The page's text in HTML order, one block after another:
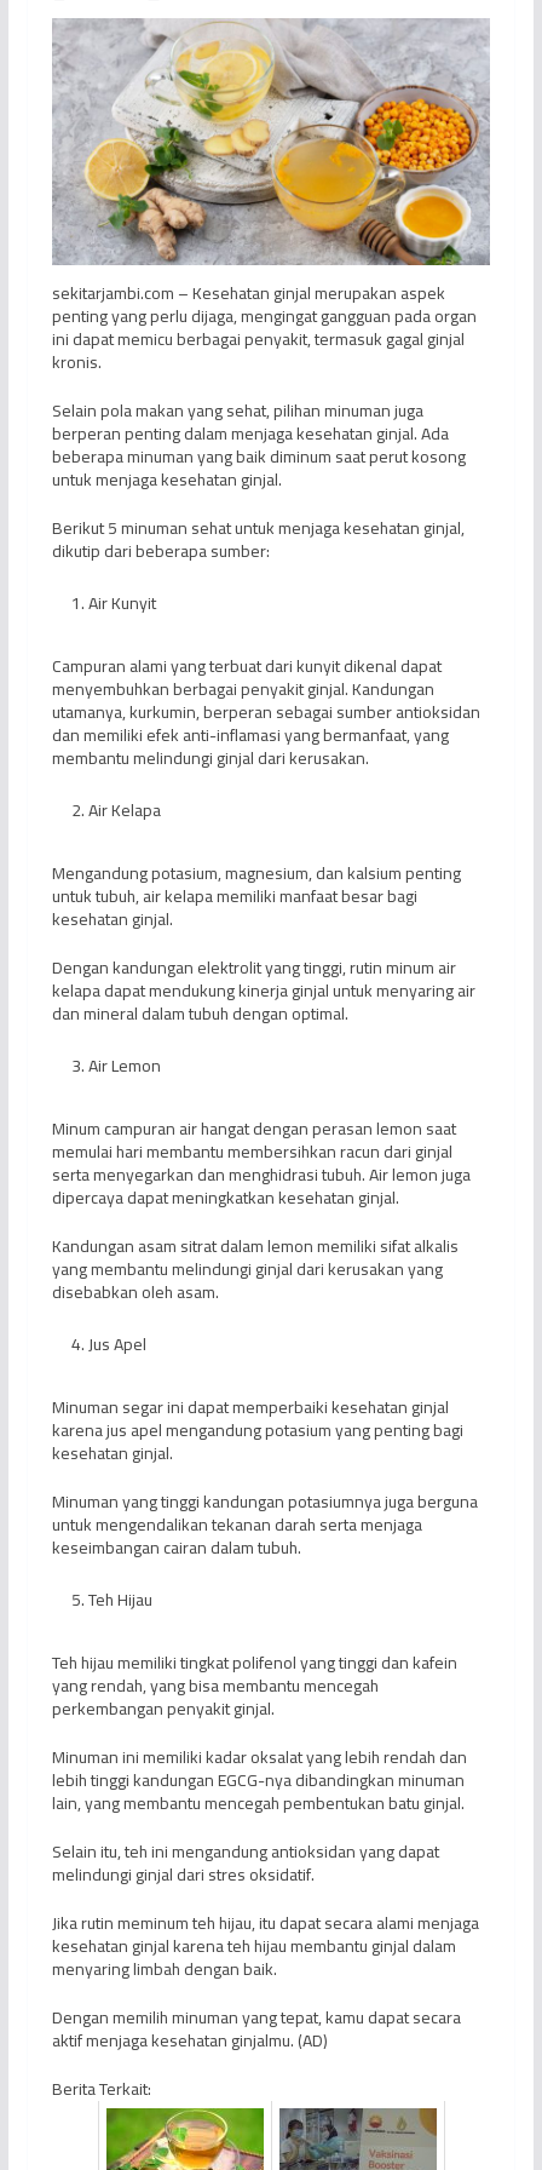
sekitarjambi.com – Kesehatan ginjal merupakan aspek
penting yang perlu dijaga, mengingat gangguan pada organ
ini dapat memicu berbagai penyakit, termasuk gagal ginjal
kronis.
Selain pola makan yang sehat, pilihan minuman juga
berperan penting dalam menjaga kesehatan ginjal. Ada
beberapa minuman yang baik diminum saat perut kosong
untuk menjaga kesehatan ginjal.
Berikut 5 minuman sehat untuk menjaga kesehatan ginjal,
dikutip dari beberapa sumber:
Air Kunyit
Campuran alami yang terbuat dari kunyit dikenal dapat
menyembuhkan berbagai penyakit ginjal. Kandungan
utamanya, kurkumin, berperan sebagai sumber antioksidan
dan memiliki efek anti-inflamasi yang bermanfaat, yang
membantu melindungi ginjal dari kerusakan.
Air Kelapa
Mengandung potasium, magnesium, dan kalsium penting
untuk tubuh, air kelapa memiliki manfaat besar bagi
kesehatan ginjal.
Dengan kandungan elektrolit yang tinggi, rutin minum air
kelapa dapat mendukung kinerja ginjal untuk menyaring air
dan mineral dalam tubuh dengan optimal.
Air Lemon
Minum campuran air hangat dengan perasan lemon saat
memulai hari membantu membersihkan racun dari ginjal
serta menyegarkan dan menghidrasi tubuh. Air lemon juga
dipercaya dapat meningkatkan kesehatan ginjal.
Kandungan asam sitrat dalam lemon memiliki sifat alkalis
yang membantu melindungi ginjal dari kerusakan yang
disebabkan oleh asam.
Jus Apel
Minuman segar ini dapat memperbaiki kesehatan ginjal
karena jus apel mengandung potasium yang penting bagi
kesehatan ginjal.
Minuman yang tinggi kandungan potasiumnya juga berguna
untuk mengendalikan tekanan darah serta menjaga
keseimbangan cairan dalam tubuh.
Teh Hijau
Teh hijau memiliki tingkat polifenol yang tinggi dan kafein
yang rendah, yang bisa membantu mencegah
perkembangan penyakit ginjal.
Minuman ini memiliki kadar oksalat yang lebih rendah dan
lebih tinggi kandungan EGCG-nya dibandingkan minuman
lain, yang membantu mencegah pembentukan batu ginjal.
Selain itu, teh ini mengandung antioksidan yang dapat
melindungi ginjal dari stres oksidatif.
Jika rutin meminum teh hijau, itu dapat secara alami menjaga
kesehatan ginjal karena teh hijau membantu ginjal dalam
menyaring limbah dengan baik.
Dengan memilih minuman yang tepat, kamu dapat secara
aktif menjaga kesehatan ginjalmu. (AD)
Berita Terkait: